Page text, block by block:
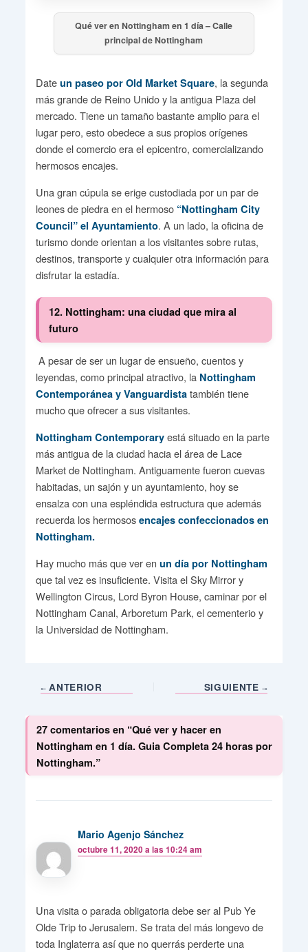
Qué ver en Nottingham en 1 día – Calle
principal de Nottingham
Date un paseo por Old Market Square, la segunda
más grande de Reino Unido y la antigua Plaza del
mercado. Tiene un tamaño bastante amplio para el
lugar pero, esto obedece a sus propios orígenes
donde el comercio era el epicentro, comercializando
hermosos encajes.
Una gran cúpula se erige custodiada por un par de
leones de piedra en el hermoso “Nottingham City
Council” el Ayuntamiento. A un lado, la oficina de
turismo donde orientan a los visitantes sobre rutas,
destinos, transporte y cualquier otra información para
disfrutar la estadía.
12. Nottingham: una ciudad que mira al
futuro
A pesar de ser un lugar de ensueño, cuentos y
leyendas, como principal atractivo, la Nottingham
Contemporánea y Vanguardista también tiene
mucho que ofrecer a sus visitantes.
Nottingham Contemporary está situado en la parte
más antigua de la ciudad hacia el área de Lace
Market de Nottingham. Antiguamente fueron cuevas
habitadas, un sajón y un ayuntamiento, hoy se
ensalza con una espléndida estructura que además
recuerda los hermosos encajes confeccionados en
Nottingham.
Hay mucho más que ver en un día por Nottingham
que tal vez es insuficiente. Visita el Sky Mirror y
Wellington Circus, Lord Byron House, caminar por el
Nottingham Canal, Arboretum Park, el cementerio y
la Universidad de Nottingham.
ANTERIOR SIGUIENTE
27 comentarios en “Qué ver y hacer en
Nottingham en 1 día. Guia Completa 24 horas por
Nottingham.”
Mario Agenjo Sánchez
octubre 11, 2020 a las 10:24 am
Una visita o parada obligatoria debe ser al Pub Ye
Olde Trip to Jerusalem. Se trata del más longevo de
toda Inglaterra así que no querrás perderte una